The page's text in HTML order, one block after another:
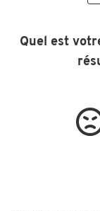
Quel est